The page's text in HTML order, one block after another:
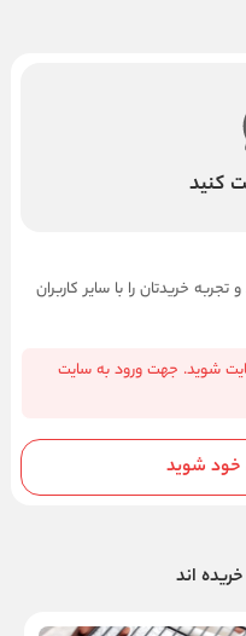
کنید
خریدتان را با سایر کاربران
شوید. جهت ورود به سایت
خود شوید
اند